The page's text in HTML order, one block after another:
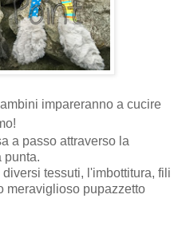
impareranno a cucire
a passo attraverso la
punta.
tessuti, l'imbottitura, fili
meraviglioso pupazzetto